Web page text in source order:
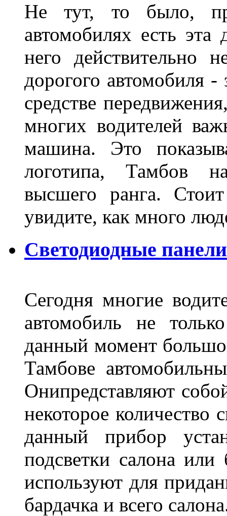
Не тут, то было,
автомобилях есть
него действительно
дорогого автомобиля
средстве
многих водителей
машина. Это
логотипа, Тамбов
высшего ранга.
увидите, как много
Светодиодные
Сегодня многие
автомобиль не
данный момент
Тамбове
Онипредставляют
некоторое количество
данный прибор
подсветки салона
используют для
бардачка и всего